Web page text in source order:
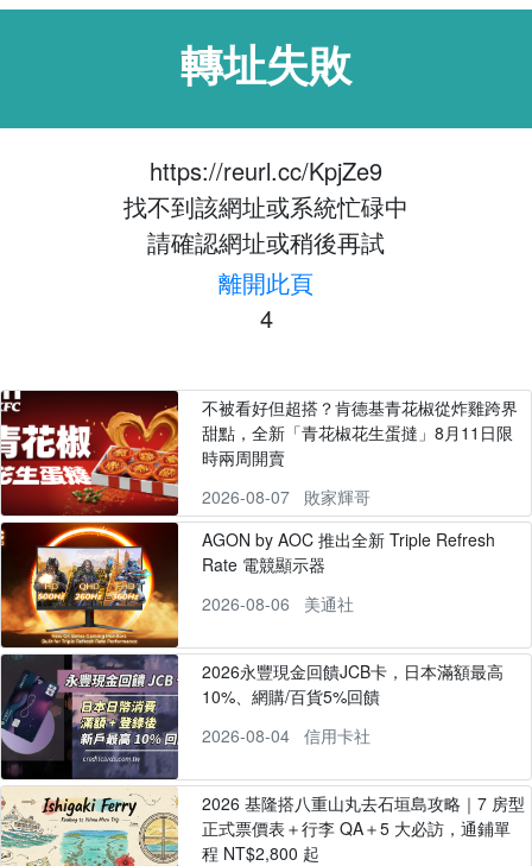
轉址失敗
https://reurl.cc/KpjZe9
找不到該網址或系統忙碌中
請確認網址或稍後再試
離開此頁
4
不被看好但超搭？肯德基青花椒從炸雞跨界
甜點，全新「青花椒花生蛋撻」8月11日限
時兩周開賣
2026-08-07
敗家輝哥
AGON by AOC 推出全新 Triple Refresh
Rate 電競顯示器
2026-08-06
美通社
2026永豐現金回饋JCB卡，日本滿額最高
10%、網購/百貨5%回饋
2026-08-04
信用卡社
2026 基隆搭八重山丸去石垣島攻略｜7 房型
正式票價表＋行李 QA＋5 大必訪，通鋪單
程 NT$2,800 起